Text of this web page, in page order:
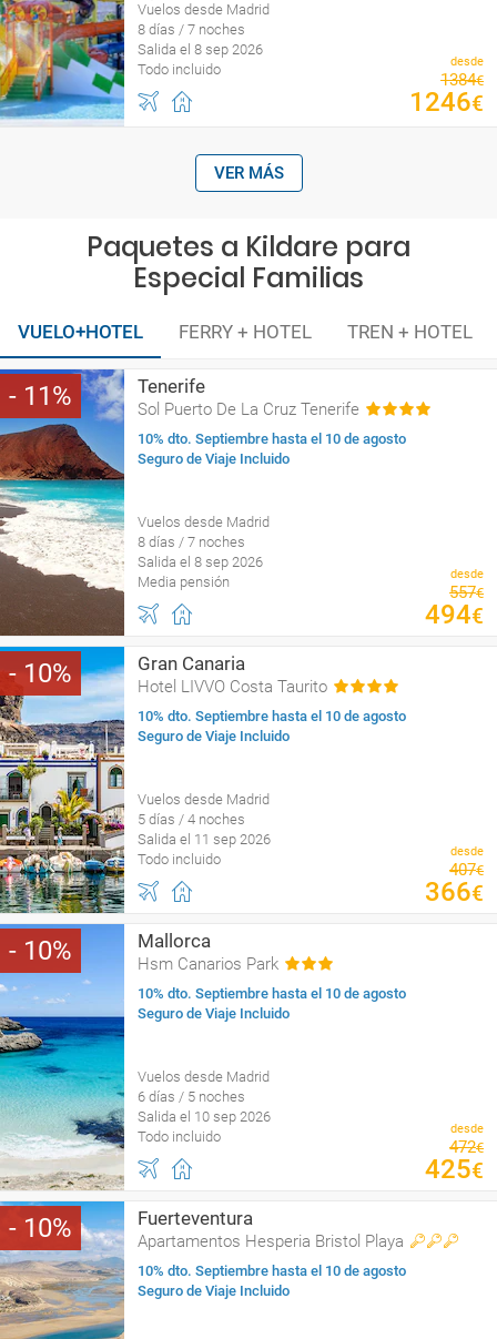
Vuelos desde Madrid
8 días / 7 noches
Salida el 8 sep 2026
Todo incluido
desde
1384€
1246€
VER MÁS
Paquetes a Kildare para
Especial Familias
VUELO+HOTEL FERRY + HOTEL TREN + HOTEL
11 Tenerife
Sol Puerto De La Cruz Tenerife
10% dto. Septiembre hasta el 10 de agosto
Seguro de Viaje Incluido
Vuelos desde Madrid
8 días / 7 noches
Salida el 8 sep 2026
Media pensión
desde
557€
494€
10 Gran Canaria
Hotel LIVVO Costa Taurito
10% dto. Septiembre hasta el 10 de agosto
Seguro de Viaje Incluido
Vuelos desde Madrid
5 días / 4 noches
Salida el 11 sep 2026
Todo incluido
desde
407€
366€
10 Mallorca
Hsm Canarios Park
10% dto. Septiembre hasta el 10 de agosto
Seguro de Viaje Incluido
Vuelos desde Madrid
6 días / 5 noches
Salida el 10 sep 2026
Todo incluido
desde
472€
425€
10 Fuerteventura
Apartamentos Hesperia Bristol Playa
10% dto. Septiembre hasta el 10 de agosto
Seguro de Viaje Incluido